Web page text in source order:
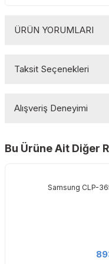
ÜRÜN YORUMLARI
Taksit Seçenekleri
Alışveriş Deneyimi
Bu Ürüne Ait Diğer
Samsung CLP-